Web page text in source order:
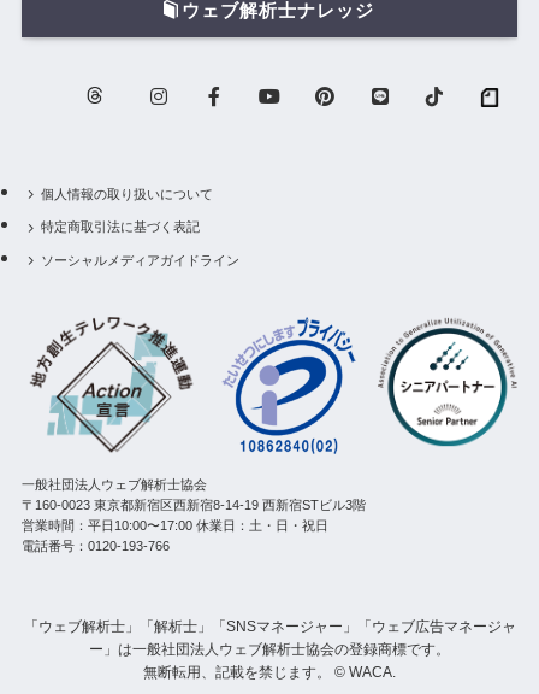
ウェブ解析士ナレッジ
個人情報の取り扱いについて
特定商取引法に基づく表記
ソーシャルメディアガイドライン
一般社団法人ウェブ解析士協会
〒160-0023 東京都新宿区西新宿8-14-19 西新宿STビル3階
営業時間：平日10:00〜17:00 休業日：土・日・祝日
電話番号：0120-193-766
「ウェブ解析士」「解析士」「SNSマネージャー」「ウェブ広告マネージャ
ー」は一般社団法人ウェブ解析士協会の登録商標です。
無断転用、記載を禁じます。 © WACA.